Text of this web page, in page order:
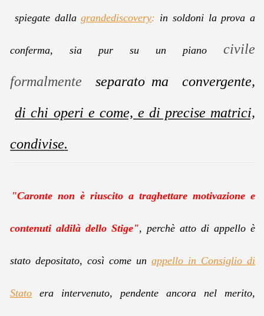
spiegate dalla grandediscovery: in soldoni la prova a
conferma, sia pur su un pianocivile
formalmente separato ma convergente,
dichi operi e come, e di precise matrici,
condivise.
"Caronte non è riuscito a traghettare motivazione e
contenuti aldilà dello Stige",perchè atto di appello è
stato depositato, così come un appello in Consiglio di
Stato era intervenuto, pendente ancora nel merito,